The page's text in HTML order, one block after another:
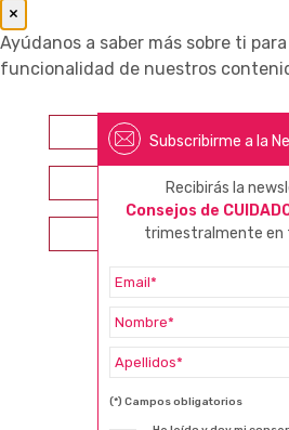
Subscribirme a la
Recibirás la
Consejos de
trimestralmente en
(*) Campos obligatorios
×
Ayúdanos a saber más sobre ti
funcionalidad de nuestros
Farmacéutico
Otros profesionales
Consumidor